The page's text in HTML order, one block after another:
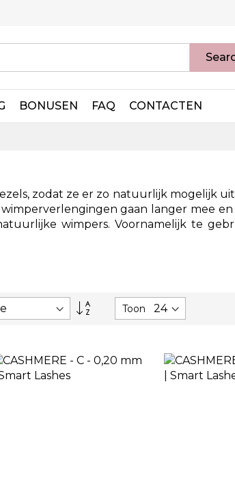
BONUSEN FAQ CONTACTEN
zodat ze er zo natuurlijk mogelijk
gaan langer mee
wimpers. Voornamelijk te
Van
sorteren
Toon